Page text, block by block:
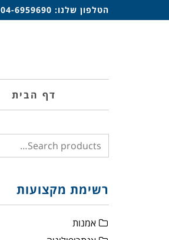
הטלפון שלנו: 04-6959690
דף הבית
רשימת מקצועות
אמנות